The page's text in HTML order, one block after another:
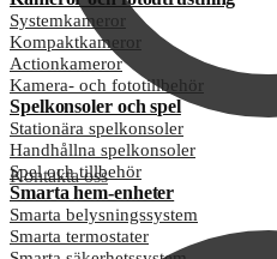
Kontakta oss
Systemkameror
Kompaktkameror
Actionkameror
Kamera- och fototillbehör
Spelkonsoler och spel
Stationära spelkonsoler
Handhållna spelkonsoler
Spel och tillbehör
Smarta hem-enheter
Smarta belysningssystem
Smarta termostater